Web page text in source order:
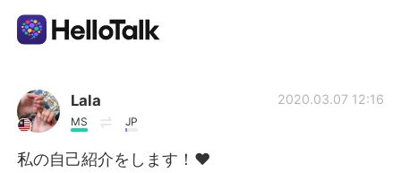
Приложение для Языкового Обмена
AI Grammar Checker
Lala
MS JP
2020.03.07 12:16
私の自己紹介をします！❤️